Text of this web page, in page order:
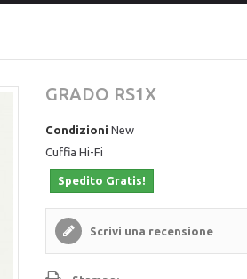
GRADO RS1X
Condizioni New
Cuffia Hi-Fi
Spedito Gratis!
Scrivi una recensione